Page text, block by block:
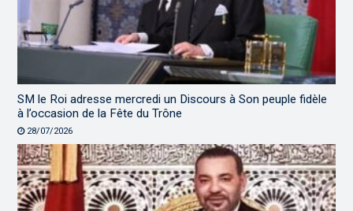
SM le Roi adresse mercredi un Discours à Son peuple fidèle
à l’occasion de la Fête du Trône
28/07/2026